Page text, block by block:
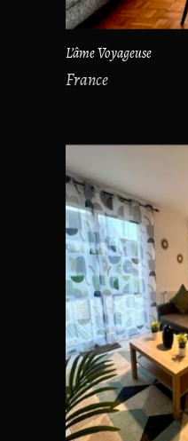
L’âme Voyageuse
France